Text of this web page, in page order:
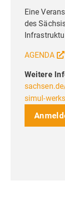
Eine
des
AGENDA
Weitere
simul-
Liebe
Diese